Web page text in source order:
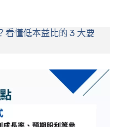
看懂低本益比的 3 大要